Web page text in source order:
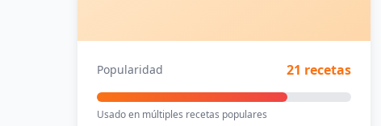
Popularidad 21 recetas
Usado en múltiples recetas populares